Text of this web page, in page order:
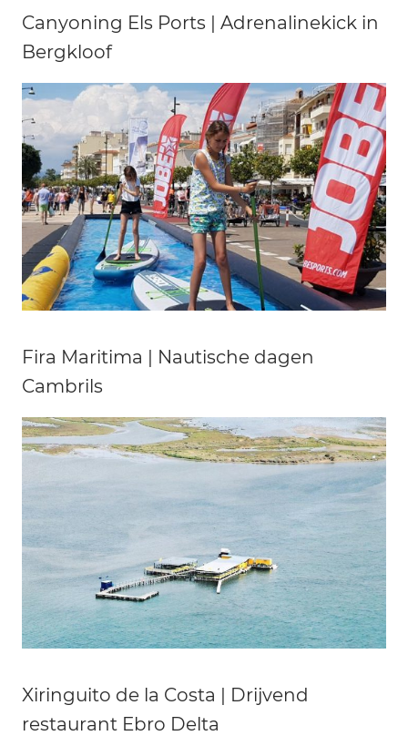
Canyoning Els Ports | Adrenalinekick in
Bergkloof
Fira Maritima | Nautische dagen
Cambrils
Xiringuito de la Costa | Drijvend
restaurant Ebro Delta